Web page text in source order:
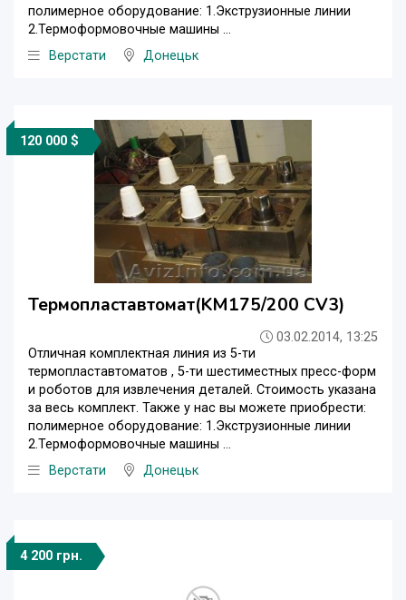
полимерное оборудование: 1.Экструзионные линии
2.Термоформовочные машины ...
Верстати
Донецьк
120 000 $
Термопластавтомат(KM175/200 CV3)
03.02.2014, 13:25
Отличная комплектная линия из 5-ти
термопластавтоматов , 5-ти шестиместных пресс-форм
и роботов для извлечения деталей. Стоимость указана
за весь комплект. Также у нас вы можете приобрести:
полимерное оборудование: 1.Экструзионные линии
2.Термоформовочные машины ...
Верстати
Донецьк
4 200 грн.